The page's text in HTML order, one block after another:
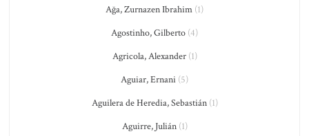
Ağa, Zurnazen Ibrahim (1)
Agostinho, Gilberto (4)
Agricola, Alexander(1)
Aguiar, Ernani (5)
Aguilera de Heredia, Sebastián(1)
Aguirre, Julián(1)